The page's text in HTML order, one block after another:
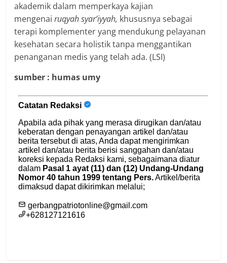
akademik dalam memperkaya kajian
mengenairuqyah syar’iyyah, khususnya sebagai
terapi komplementer yang mendukung pelayanan
kesehatan secara holistik tanpa menggantikan
penanganan medis yang telah ada. (LSI)
sumber : humas umy